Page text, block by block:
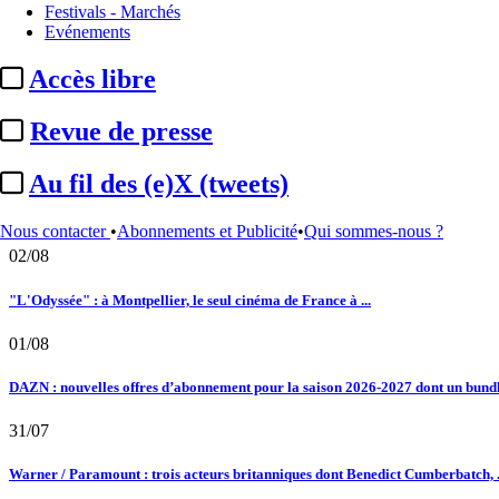
Festivals - Marchés
Evénements
Accès libre
Revue de presse
Au fil des (e)X (tweets)
Nous contacter •Abonnements et Publicité•Qui sommes-nous ?
21/04/2026
A la UneCannes 2026 / FTV :
Le fil actu
02/08
Au fil des (e)X (tweets) : Kavinsky, hommage, argentique, 4K, Clooney,
02/08
02/08
"L'Odyssée" : à Montpellier, le seul cinéma de France à ...
01/08
DAZN : nouvelles offres d’abonnement pour la saison 2026-2027 dont un
31/07
Warner / Paramount : trois acteurs britanniques dont Benedict Cumberbatch,